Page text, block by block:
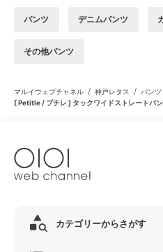
パンツ デニムパンツ
その他パンツ
マルイウェブチャネル / 神戸レタス / パンツ
[ Petitle / プチレ ] タックワイドストレートパ
カテゴリーからさがす